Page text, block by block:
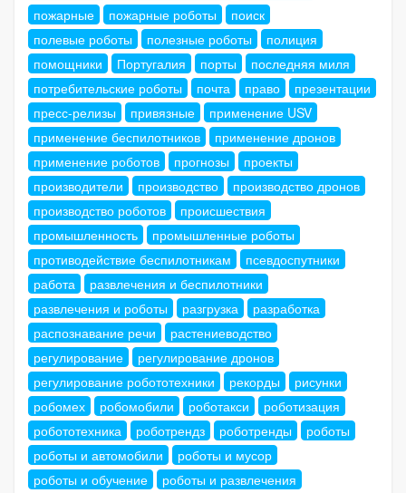
пожарные
пожарные роботы
поиск
полевые роботы
полезные роботы
полиция
помощники
Португалия порты
последняя миля
потребительские роботы
почта право
презентации
пресс-релизы
привязные
применение USV
применение беспилотников
применение дронов
применение роботов
прогнозы
проекты
производители
производство
производство дронов
производство роботов
происшествия
промышленность
промышленные роботы
противодействие беспилотникам
псевдоспутники
работа
развлечения и беспилотники
развлечения и роботы
разгрузка
разработка
распознавание речи
растениеводство
регулирование
регулирование дронов
регулирование робототехники
рекорды
рисунки
робомех
робомобили роботакси
роботизация
робототехника
роботрендз роботренды
роботы
роботы и автомобили
роботы и мусор
роботы и обучение
роботы и развлечения